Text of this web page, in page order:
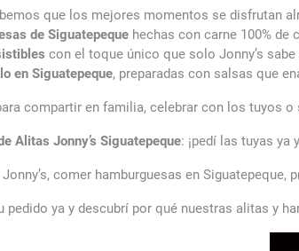
que los mejores momentos se disfrutan
de Siguatepeque hechas con carne 100% de
con el toque único que solo Jonny’s sabe
en Siguatepeque, preparadas con salsas que
compartir en familia, celebrar con los tuyos
Alitas Jonny’s Siguatepeque: ¡pedí las tuyas
comer hamburguesas en
pedido ya y descubrí por qué nuestras alitas y